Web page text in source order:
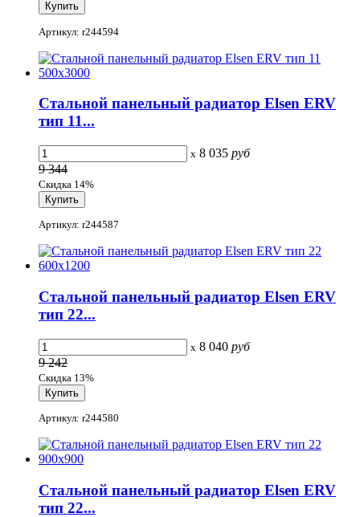
Артикул: r244594
Стальной панельный радиатор Elsen ERV
тип 11...
x 8 035 руб
9 344
Скидка 14%
Артикул: r244587
Стальной панельный радиатор Elsen ERV
тип 22...
x 8 040 руб
9 242
Скидка 13%
Артикул: r244580
Стальной панельный радиатор Elsen ERV
тип 22...